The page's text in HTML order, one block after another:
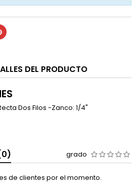
DEL PRODUCTO
Dos Filos -Zanco: 1/4"
grado
de clientes por el momento.